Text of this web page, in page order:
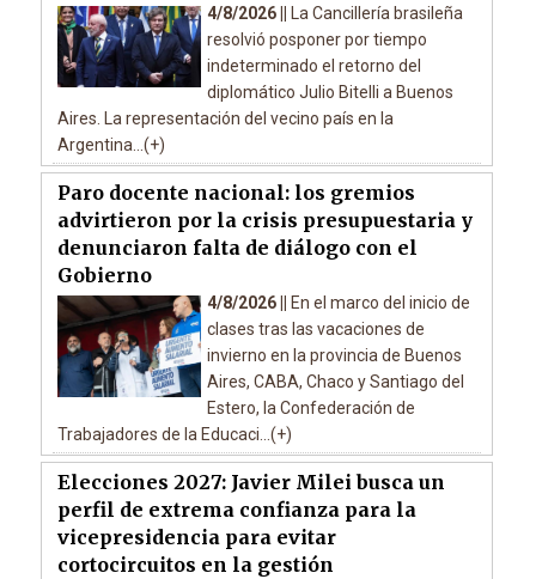
4/8/2026 ||
La Cancillería brasileña
resolvió posponer por tiempo
indeterminado el retorno del
diplomático Julio Bitelli a Buenos
Aires. La representación del vecino país en la
Argentina...(+)
Paro docente nacional: los gremios
advirtieron por la crisis presupuestaria y
denunciaron falta de diálogo con el
Gobierno
4/8/2026 ||
En el marco del inicio de
clases tras las vacaciones de
invierno en la provincia de Buenos
Aires, CABA, Chaco y Santiago del
Estero, la Confederación de
Trabajadores de la Educaci...(+)
Elecciones 2027: Javier Milei busca un
perfil de extrema confianza para la
vicepresidencia para evitar
cortocircuitos en la gestión